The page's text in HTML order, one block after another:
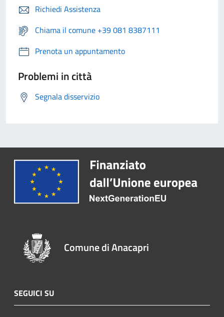
Richiedi Assistenza
Chiama il comune +39 081 8387111
Prenota un appuntamento
Problemi in città
Segnala disservizio
Comune di Anacapri
SEGUICI SU